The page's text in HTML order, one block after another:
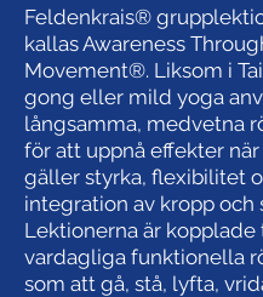
Feldenkrais®
kallas Awareness
Movement®. Liksom i Tai
gong eller mild yoga
långsamma, medvetna
för att uppnå effekter
gäller styrka, flexibilitet
integration av kropp och
Lektionerna är kopplade
vardagliga funktionella
som att gå, stå, lyfta,